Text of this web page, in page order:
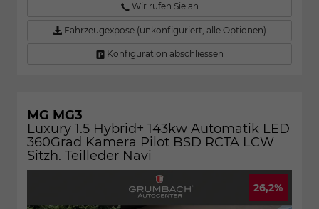
Wir rufen Sie an
Fahrzeugexpose (unkonfiguriert, alle Optionen)
Konfiguration abschliessen
MG MG3
Luxury 1.5 Hybrid+ 143kw Automatik LED
360Grad Kamera Pilot BSD RCTA LCW
Sitzh. Teilleder Navi
26,2%